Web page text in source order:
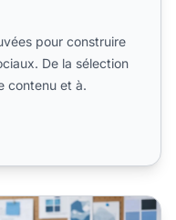
pour construire
De la sélection
contenu et à.
sociaux